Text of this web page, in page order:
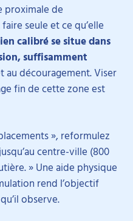
proximale de
seule et ce qu’elle
calibré se situe dans
suffisamment
au découragement. Viser
fin de cette zone est
», reformulez
centre-ville (800
» Une aide physique
rend l’objectif
observe.